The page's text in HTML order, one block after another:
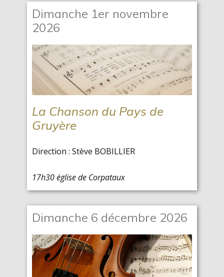
Dimanche 1er novembre
2026
La Chanson du Pays de
Gruyère
Direction : Stève BOBILLIER
17h30 église de Corpataux
Dimanche 6 décembre 2026